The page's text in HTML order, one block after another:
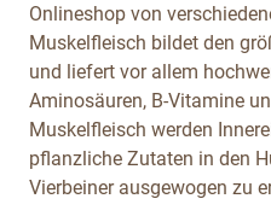
Onlineshop von
Muskelfleisch bildet den
und liefert vor allem
Aminosäuren, B-Vitamine
Muskelfleisch werden
pflanzliche Zutaten in den
Vierbeiner ausgewogen zu